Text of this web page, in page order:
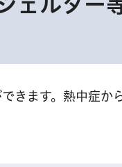
きます。熱中症か